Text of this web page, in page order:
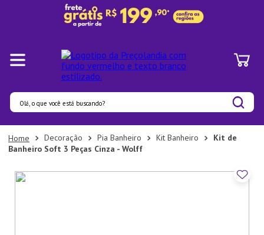
Olá, o que você está buscando?
Decoração Pia Banheiro Kit Banheiro
Kit de
Banheiro Soft 3 Peças Cinza - Wolff
Termos mais buscados
1º
Panelas
2º
Pratos